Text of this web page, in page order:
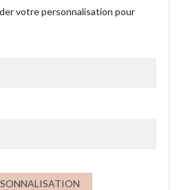
votre personnalisation pour